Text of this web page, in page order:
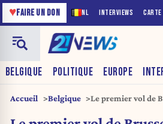
NL INTERVIEWS
♥FAIRE UN DON
BELGIQUE POLITIQUE EUROPE
Accueil Belgique
Le premier vol de